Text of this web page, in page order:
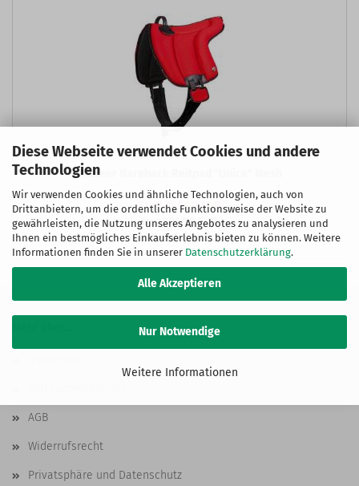
Diese Webseite verwendet Cookies und andere
Technologien
Wir verwenden Cookies und ähnliche Technologien, auch von
Drittanbietern, um die ordentliche Funktionsweise der Website zu
gewährleisten, die Nutzung unseres Angebotes zu analysieren und
Ihnen ein bestmögliches Einkaufserlebnis bieten zu können. Weitere
Informationen finden Sie in unserer Datenschutzerklärung.
Alle Akzeptieren
Nur Notwendige
Weitere Informationen
Pioneer Bareback Reitpad "Unica" Mesh
Statt 145,00 EUR
Nur 101,50 EUR
101,50 EUR pro Stück
AGB
Widerrufsrecht
Privatsphäre und Datenschutz